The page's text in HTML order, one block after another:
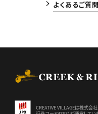
よくあるご質問
CREATIVE VILLAGEは株式会